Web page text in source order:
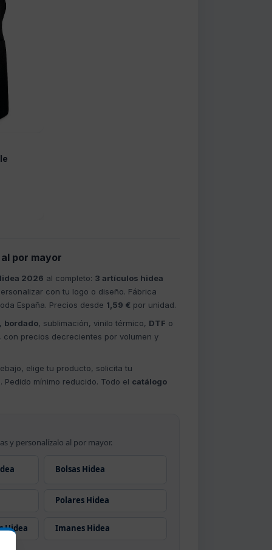
por mayor
2026 al completo: 3 artículos hidea
con tu logo o diseño. Fábrica
España. Precios desde 1,59 € por unidad.
, bordado, sublimación, vinilo térmico, DTF o
con precios decrecientes por volumen y
elige tu producto, solicita tu
mínimo reducido. Todo el catálogo
y personalízalo al por mayor.
Bolsas Hidea
Polares Hidea
Hidea Imanes Hidea